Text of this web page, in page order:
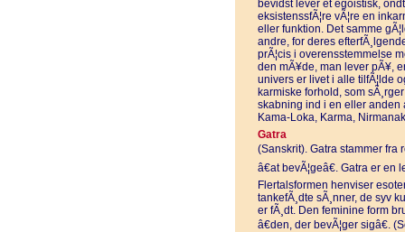
bevidst lever et egoistisk,
eksistenssfÃ¦re vÃ¦re en
eller funktion. Det samme
andre, for deres
prÃ¦cis i overensstemmelse
den mÃ¥de, man lever pÃ¥,
univers er livet i alle tilfÃ¦lde
karmiske forhold, som
skabning ind i en eller anden
Kama-Loka, Karma,
Gatra
(Sanskrit). Gatra stammer fra
â€at bevÃ¦geâ€. Gatra er
Flertalsformen henviser
tankefÃ¸dte sÃ¸nner, de syv
er fÃ¸dt. Den feminine form
â€den, der bevÃ¦ger sigâ€.